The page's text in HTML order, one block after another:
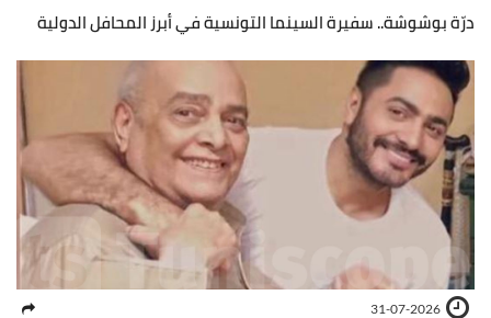
درّة بوشوشة.. سفيرة السينما التونسية في أبرز المحافل الدولية
31-07-2026